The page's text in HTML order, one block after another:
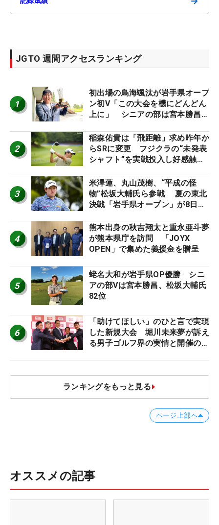
JGTO 週間アクセスランキング
1
初出場の鳥海颯汰が岩手県オープ
ン初V「この大会を機にどんどん
上に」 シニアの部は宮本勝昌が
2
稲森佑貴は「飛距離」求め昨年か
らSRに変更 フジクラの“未発表
シャフト”を実戦投入し好感触
ーのヒトネタ！】
3
米澤蓮、丸山茂樹、“平成の怪
物”松坂大輔氏ら参戦 夏の東北
決戦「岩手県オープン」が8日開
4
熊本出身の秋吉翔太と重永亜斗夢
が熊本県庁を訪問 「JOYX
OPEN」で集めた義援金を贈呈
5
蛯名大和が岩手県OP優勝 シニ
アの部Vは宮本勝昌、松坂大輔氏
82位
6
「助けてほしい」のひと言で実現
した新規大会 堀川未来夢が訴え
る男子ゴルフ界の実情と開催の舞
ランキングをもっと見る
ページ上部へ
オススメの記事